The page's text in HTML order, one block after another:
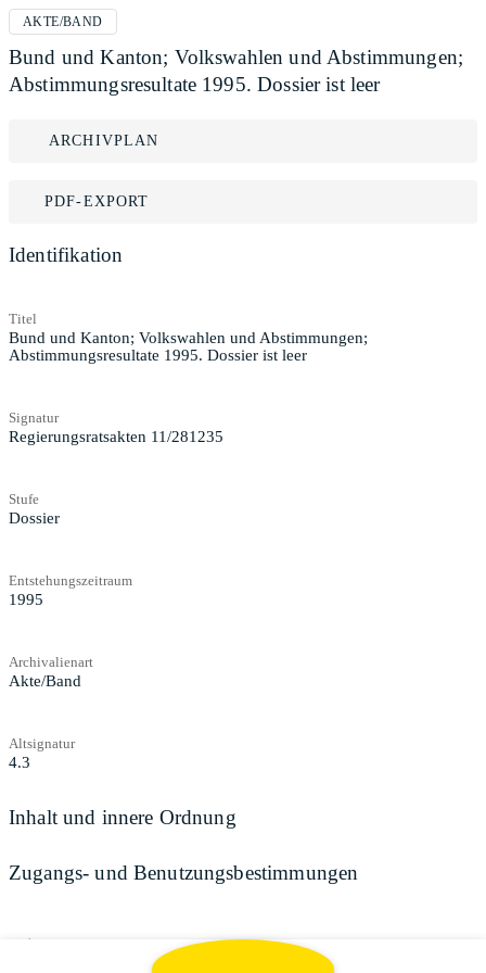
AKTE/BAND
Bund und Kanton; Volkswahlen und Abstimmungen;
Abstimmungsresultate 1995. Dossier ist leer
ARCHIVPLAN
PDF-EXPORT
Identifikation
Titel
Bund und Kanton; Volkswahlen und Abstimmungen;
Abstimmungsresultate 1995. Dossier ist leer
Signatur
Regierungsratsakten 11/281235
Stufe
Dossier
Entstehungszeitraum
1995
Archivalienart
Akte/Band
Altsignatur
4.3
Inhalt und innere Ordnung
Zugangs- und Benutzungsbestimmungen
Teilen